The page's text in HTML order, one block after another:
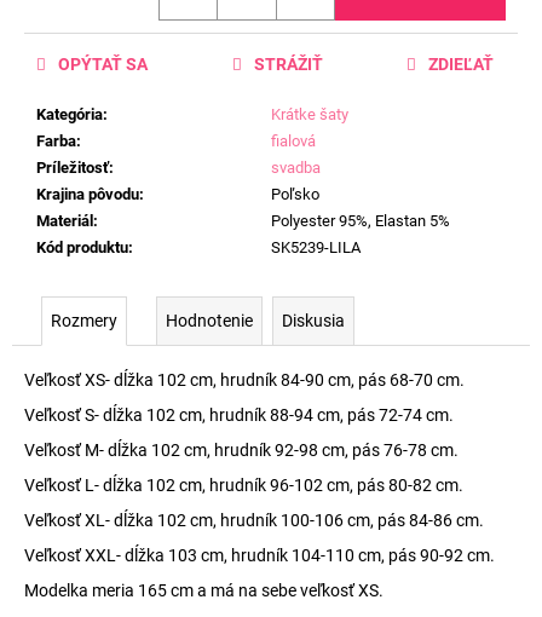
Kategória:
Krátke šaty
Farba:
fialová
Príležitosť:
svadba
Krajina pôvodu:
Poľsko
Materiál :
Polyester 95%, Elastan 5%
Kód produktu: SK5239-LILA
OPÝTAŤ SA STRÁŽIŤ ZDIEĽAŤ
Rozmery Hodnotenie Diskusia
Veľkosť XS- dĺžka 102 cm, hrudník 84-90 cm, pás 68-70 cm.
Veľkosť S- dĺžka 102 cm, hrudník 88-94 cm, pás 72-74 cm.
Veľkosť M- dĺžka 102 cm, hrudník 92-98 cm, pás 76-78 cm.
Veľkosť L- dĺžka 102 cm, hrudník 96-102 cm, pás 80-82 cm.
Veľkosť XL- dĺžka 102 cm, hrudník 100-106 cm, pás 84-86 cm.
Veľkosť XXL- dĺžka 103 cm, hrudník 104-110 cm, pás 90-92 cm.
Modelka meria 165 cm a má na sebe veľkosť XS.